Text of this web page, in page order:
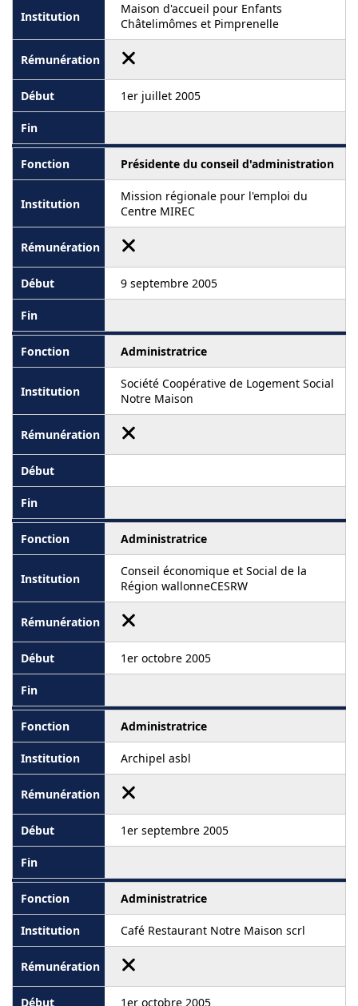
Maison d'accueil pour Enfants
Châtelimômes et Pimprenelle
1er juillet 2005
Présidente du conseil d'administration
Mission régionale pour l'emploi du
Centre MIREC
9 septembre 2005
Administratrice
Société Coopérative de Logement Social
Notre Maison
Administratrice
Conseil économique et Social de la
Région wallonneCESRW
1er octobre 2005
Administratrice
Archipel asbl
1er septembre 2005
Administratrice
Café Restaurant Notre Maison scrl
1er octobre 2005